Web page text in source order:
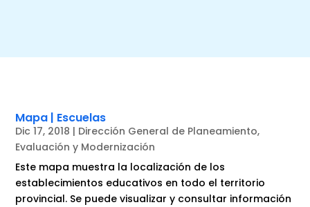
Mapa | Escuelas
Dic 17, 2018 | Dirección General de Planeamiento,
Evaluación y Modernización
Este mapa muestra la localización de los
establecimientos educativos en todo el territorio
provincial. Se puede visualizar y consultar información